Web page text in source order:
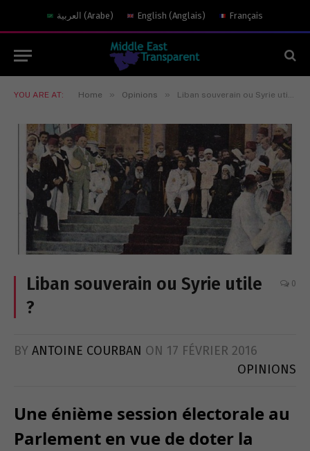
العربية (Arabe) English (Anglais) Français
YOU ARE AT: Home » Opinions » Liban souverain ou Syrie utile ?
Liban souverain ou Syrie utile
?
0
BY ANTOINE COURBAN ON 17 FÉVRIER 2016
OPINIONS
Une énième session électorale au
Parlement en vue de doter la